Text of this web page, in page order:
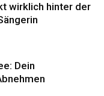
wirklich hinter der
Dein